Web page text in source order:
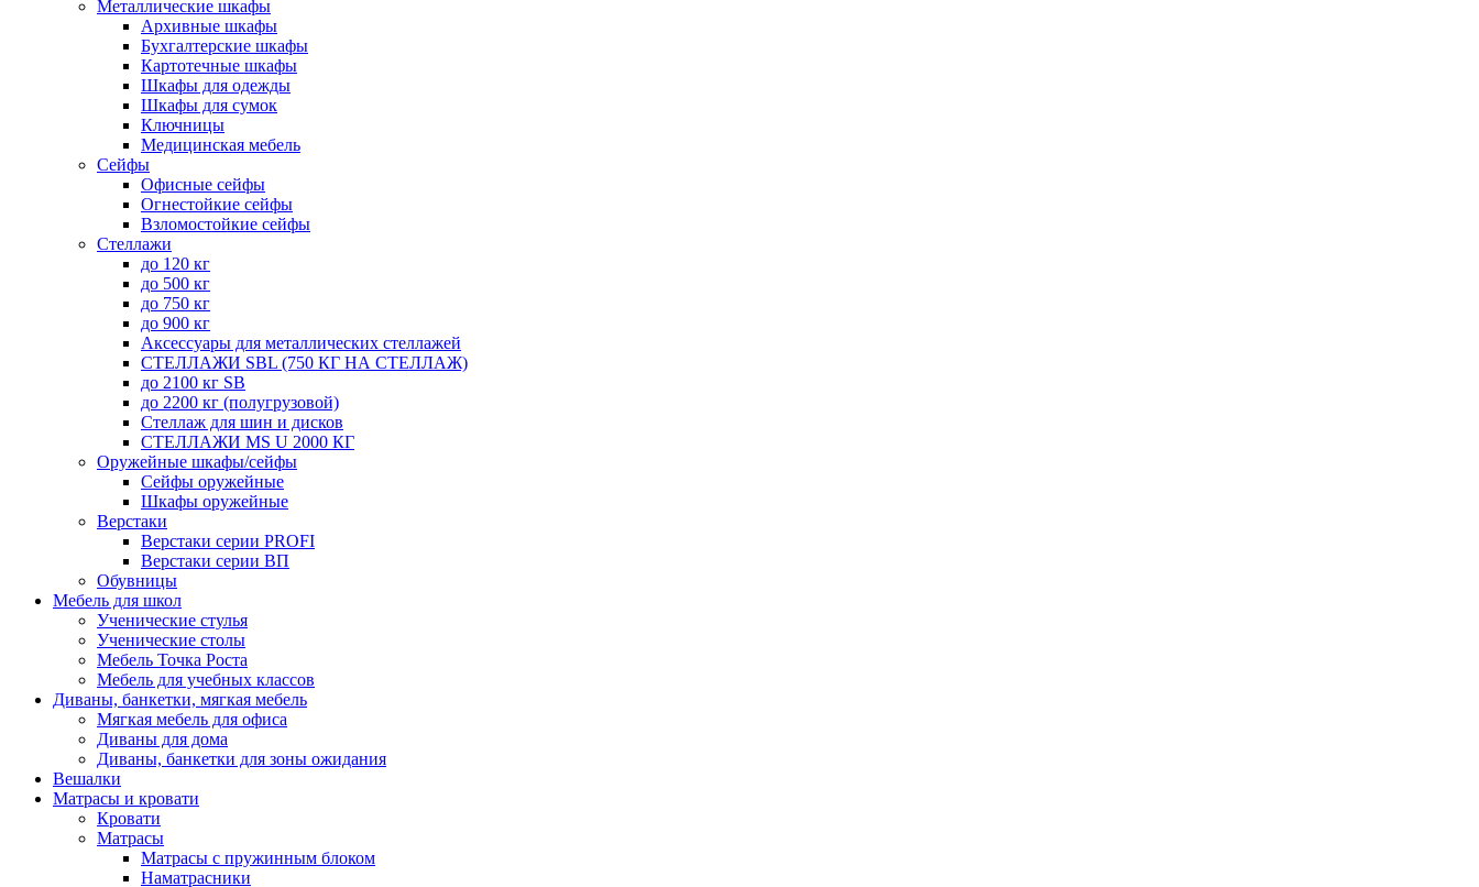
Металлические шкафы
Архивные шкафы
Бухгалтерские шкафы
Картотечные шкафы
Шкафы для одежды
Шкафы для сумок
Ключницы
Медицинская мебель
Сейфы
Офисные сейфы
Огнестойкие сейфы
Взломостойкие сейфы
Стеллажи
до 120 кг
до 500 кг
до 750 кг
до 900 кг
Аксессуары для металлических стеллажей
СТЕЛЛАЖИ SBL (750 КГ НА СТЕЛЛАЖ)
до 2100 кг SB
до 2200 кг (полугрузовой)
Стеллаж для шин и дисков
СТЕЛЛАЖИ MS U 2000 КГ
Оружейные шкафы/сейфы
Сейфы оружейные
Шкафы оружейные
Верстаки
Верстаки серии PROFI
Верстаки серии ВП
Обувницы
Мебель для школ
Ученические стулья
Ученические столы
Мебель Точка Роста
Мебель для учебных классов
Диваны, банкетки, мягкая мебель
Мягкая мебель для офиса
Диваны для дома
Диваны, банкетки для зоны ожидания
Вешалки
Матрасы и кровати
Кровати
Матрасы
Матрасы с пружинным блоком
Наматрасники